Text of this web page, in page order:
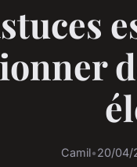
Camil•20/04/